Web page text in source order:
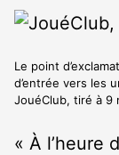
Le point
d’entrée vers les
JouéClub, tiré à 9
« À l’heure